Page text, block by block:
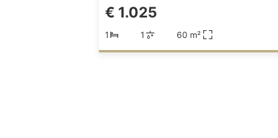
€ 1.025
1 1 60 m²